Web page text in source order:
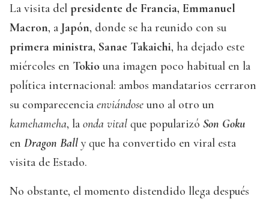
La visita del presidente de Francia, Emmanuel
Macron, a Japón, donde se ha reunido con su
primera ministra, Sanae Takaichi, ha dejado este
miércoles en Tokio una imagen poco habitual en la
política internacional: ambos mandatarios cerraron
su comparecencia enviándose uno al otro un
kamehameha, la onda vital que popularizó Son Goku
en Dragon Ball y que ha convertido en viral esta
visita de Estado.
No obstante, el momento distendido llega después